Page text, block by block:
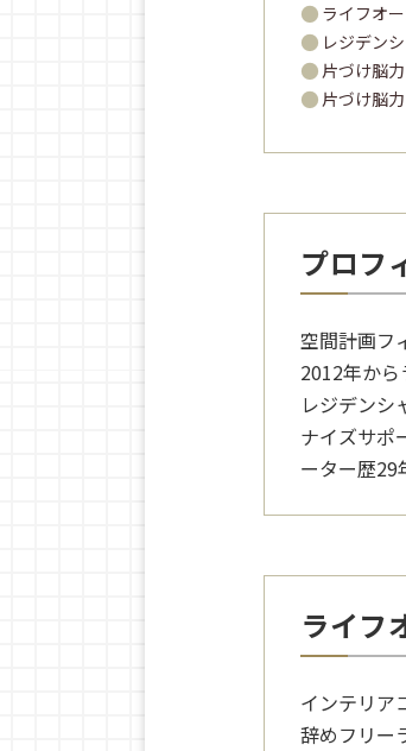
ライフオ
レジデン
片づけ脳
片づけ脳
プロフ
空間計画フ
2012年から
レジデンシ
ナイズサポ
ーター歴29
ライフ
インテリア
辞めフリー